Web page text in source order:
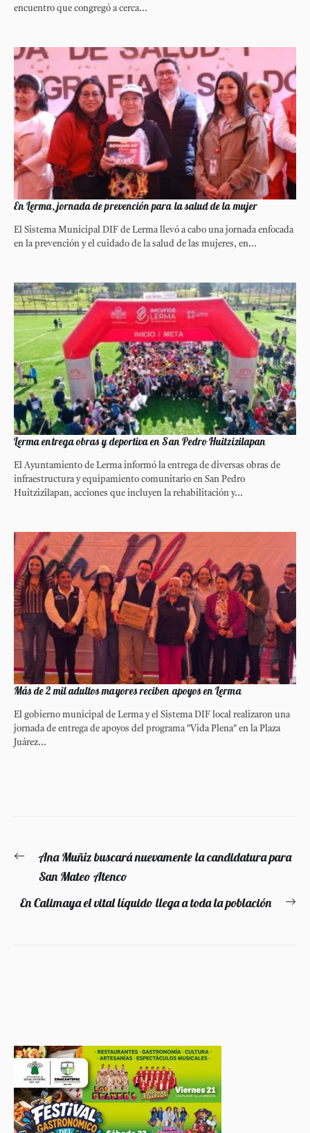
encuentro que congregó a cerca...
En Lerma, jornada de prevención para la salud de la mujer
El Sistema Municipal DIF de Lerma llevó a cabo una jornada enfocada
en la prevención y el cuidado de la salud de las mujeres, en...
Lerma entrega obras y deportiva en San Pedro Huitzizilapan
El Ayuntamiento de Lerma informó la entrega de diversas obras de
infraestructura y equipamiento comunitario en San Pedro
Huitzizilapan, acciones que incluyen la rehabilitación y...
Más de 2 mil adultos mayores reciben apoyos en Lerma
El gobierno municipal de Lerma y el Sistema DIF local realizaron una
jornada de entrega de apoyos del programa "Vida Plena" en la Plaza
Juárez...
Navegación
entradas
Entrada
anterior:
Ana Muñiz buscará nuevamente la candidatura para
San Mateo Atenco
En Calimaya el vital líquido llega a toda la población